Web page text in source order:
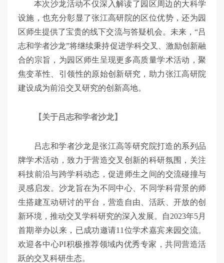
本次沙龙活动不仅深入解读了园区周边的大科学
设施，也充分彰显了张江高研院的区位优势，还为园
区师生提供了宝贵的线下交流与答疑机会。未来，“吕
志和学者沙龙”将继续秉持促进学科交叉、激励创新融
合的宗旨，为园区师生呈现更多高质量学术活动，聚
焦变革性、引领性的原始创新研究，助力张江高研院
建设成为前沿交叉研究的创新高地。
【关于吕志和学者沙龙】
吕志和学者沙龙是张江高等研究院打造的系列品
牌学术活动，致力于营造交叉创新的科研氛围，关注
科技前沿与跨学科动态，促进师生之间的交流碰撞与
灵感启发。沙龙旨在为不同中心、不同学科背景的师
生搭建互动研讨的平台，营造自由、活跃、开放的创
新环境，推动交叉学科研究的深入发展。自2023年5月
首期举办以来，已成功邀请11位学术嘉宾来园交流。
欢迎各中心PI积极推荐领域内优秀专家，共同营造活
跃的交叉科研生态。